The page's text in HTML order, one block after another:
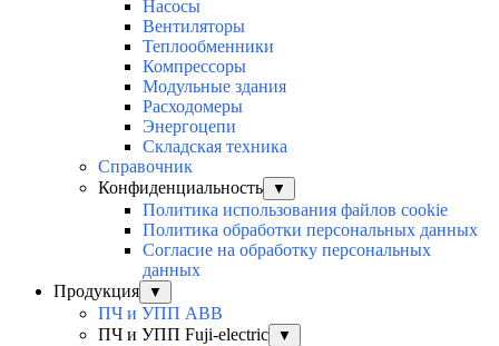
Насосы
Вентиляторы
Теплообменники
Компрессоры
Модульные здания
Расходомеры
Энергоцепи
Складская техника
Справочник
Конфиденциальность
▼
Политика использования файлов cookie
Политика обработки персональных данных
Согласие на обработку персональных
данных
Продукция
▼
ПЧ и УПП ABB
ПЧ и УПП Fuji-electric
▼